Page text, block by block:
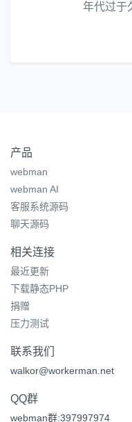
年代过于
产品
webman
webman AI
客服系统源码
聊天源码
相关连接
最近更新
下载静态PHP
捐赠
压力测试
联系我们
walkor@workerman.net
QQ群
webman群:397997974